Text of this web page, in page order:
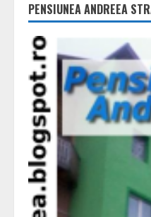
PENSIUNEA ANDREEA